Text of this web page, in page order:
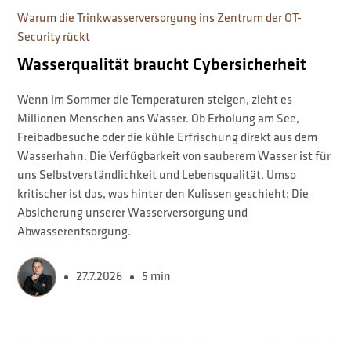
Warum die Trinkwasserversorgung ins Zentrum der OT-
Security rückt
Wasserqualität braucht Cybersicherheit
Wenn im Sommer die Temperaturen steigen, zieht es
Millionen Menschen ans Wasser. Ob Erholung am See,
Freibadbesuche oder die kühle Erfrischung direkt aus dem
Wasserhahn. Die Verfügbarkeit von sauberem Wasser ist für
uns Selbstverständlichkeit und Lebensqualität. Umso
kritischer ist das, was hinter den Kulissen geschieht: Die
Absicherung unserer Wasserversorgung und
Abwasserentsorgung.
27.7.2026 5 min